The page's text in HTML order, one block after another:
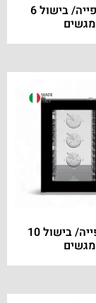
תנור אפייה/ בישול 6
מגשים
תנור אפייה/ בישול 10
מגשים